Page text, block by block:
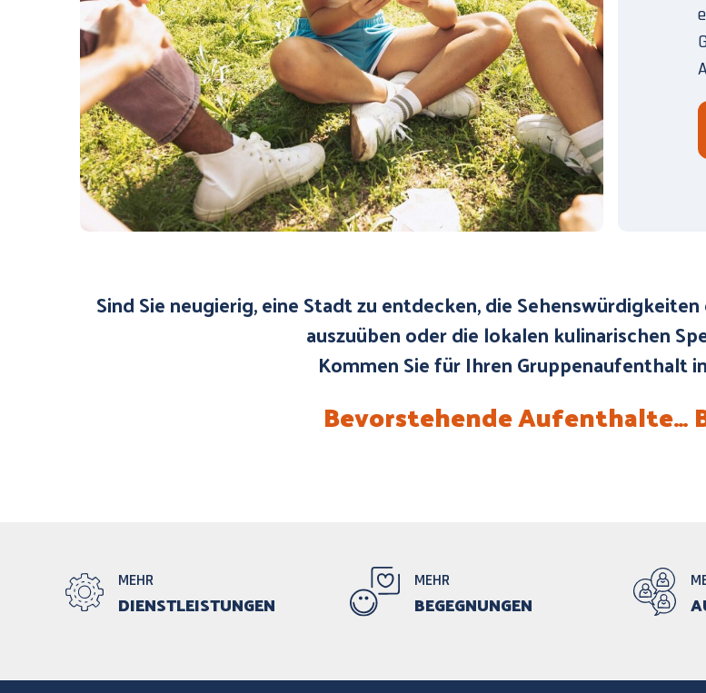
Sind Sie neugierig, eine Stadt zu entdecken, die
auszuüben oder die lokalen kulinarischen
Kommen Sie für Ihren Gruppenaufenthalt
Bevorstehende Aufenthalte…
MEHR
DIENSTLEISTUNGEN
MEHR
BEGEGNUNGEN